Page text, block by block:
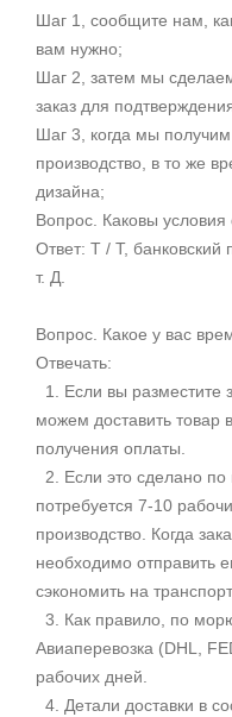
Шаг 1, сообщите нам,
вам нужно;
Шаг 2, затем мы
заказ для
Шаг 3, когда мы
производство, в то же
дизайна;
Вопрос. Каковы
Ответ: T / T,
т. Д.
Вопрос. Какое у вас
Отвечать:
1. Если вы разместите
можем доставить товар
получения оплаты.
2. Если это сделано по
потребуется 7-10
производство. Когда
необходимо отправить
сэкономить на
3. Как правило, по
Авиаперевозка (DHL,
рабочих дней.
4. Детали доставки в